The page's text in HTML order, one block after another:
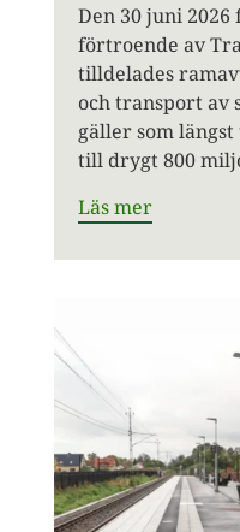
Den 30 juni
förtroende av
tilldelades
och transport av
gäller som
till drygt 800
Läs mer